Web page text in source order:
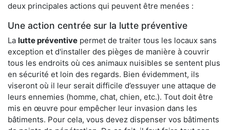
deux principales actions qui peuvent être menées :
Une action centrée sur la lutte préventive
La lutte préventive permet de traiter tous les locaux sans
exception et d'installer des pièges de manière à couvrir
tous les endroits où ces animaux nuisibles se sentent plus
en sécurité et loin des regards. Bien évidemment, ils
viseront où il leur serait difficile d’essuyer une attaque de
leurs ennemies (homme, chat, chien, etc.). Tout doit être
mis en œuvre pour empêcher leur invasion dans les
bâtiments. Pour cela, vous devez dispenser vos bâtiments